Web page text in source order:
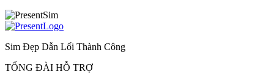
Sim Đẹp Dẫn Lối Thành Công
TỔNG ĐÀI HỖ TRỢ